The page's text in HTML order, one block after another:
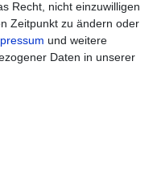
Recht, nicht einzuwilligen
Zeitpunkt zu ändern oder
und weitere
Daten in unserer